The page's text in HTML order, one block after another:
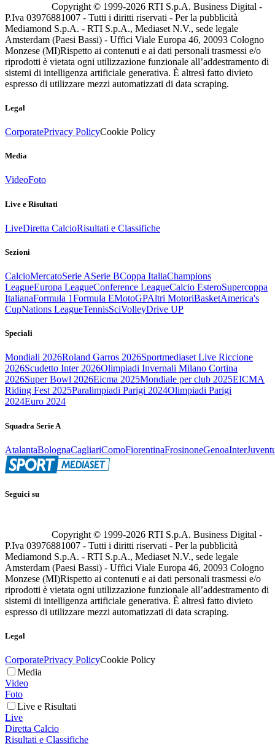
Copyright © 1999-2026 RTI S.p.A. Business Digital -
P.Iva 03976881007 - Tutti i diritti riservati - Per la pubblicità
Mediamond S.p.A. - RTI S.p.A., Mediaset N.V., sede legale
Amsterdam (Paesi Bassi) - Uffici Viale Europa 46, 20093 Cologno
Monzese (MI)Rispetto ai contenuti e ai dati personali trasmessi e/o
riprodotti è vietata ogni utilizzazione funzionale all’addestramento di
sistemi di intelligenza artificiale generativa. È altresì fatto divieto
espresso di utilizzare mezzi automatizzati di data scraping.
Legal
CorporatePrivacy PolicyCookie Policy
Media
VideoFoto
Live e Risultati
LiveDiretta CalcioRisultati e Classifiche
Sezioni
CalcioMercatoSerie ASerie BCoppa ItaliaChampions
LeagueEuropa LeagueConference LeagueCalcio EsteroSupercoppa
ItalianaFormula 1Formula EMotoGPAltri MotoriBasketAmerica's
CupNations LeagueTennisSciVolleyDrive UP
Speciali
Mondiali 2026Roland Garros 2026Sportmediaset Live Riccione
2026Scudetto Inter 2026Olimpiadi Invernali Milano Cortina
2026Super Bowl 2026Eicma 2025Mondiale per club 2025EICMA
Riding Fest 2025Paralimpiadi Parigi 2024Olimpiadi Parigi
2024Euro 2024
Squadra Serie A
AtalantaBolognaCagliariComoFiorentinaFrosinoneGenoaInter
Seguici su
Copyright © 1999-2026 RTI S.p.A. Business Digital -
P.Iva 03976881007 - Tutti i diritti riservati - Per la pubblicità
Mediamond S.p.A. - RTI S.p.A., Mediaset N.V., sede legale
Amsterdam (Paesi Bassi) - Uffici Viale Europa 46, 20093 Cologno
Monzese (MI)Rispetto ai contenuti e ai dati personali trasmessi e/o
riprodotti è vietata ogni utilizzazione funzionale all’addestramento di
sistemi di intelligenza artificiale generativa. È altresì fatto divieto
espresso di utilizzare mezzi automatizzati di data scraping.
Legal
CorporatePrivacy PolicyCookie Policy
Media
Video
Foto
Live e Risultati
Live
Diretta Calcio
Risultati e Classifiche